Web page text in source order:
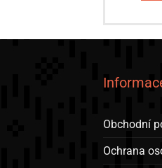
Obchodní
Ochrana